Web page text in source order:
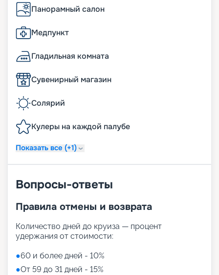
Панорамный салон
Медпункт
Гладильная комната
Сувенирный магазин
Солярий
Кулеры на каждой палубе
Показать все (+1)
Вопросы-ответы
Правила отмены и возврата
Количество дней до круиза — процент
удержания от стоимости:
●60 и более дней - 10%
●От 59 до 31 дней - 15%